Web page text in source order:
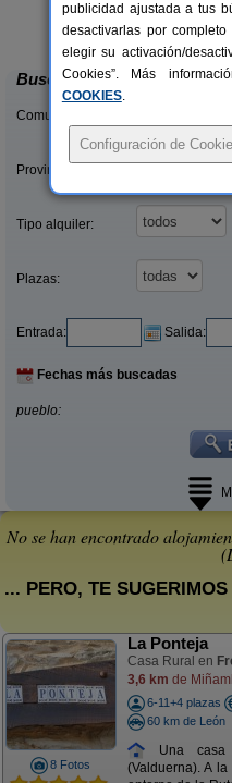
Complejo Rural
La Omañuela
Buscar
Comunidades:
Provincias/Islas:
Tipo alquiler:
Plazas:
Entrada: Salida:
Fechas más buscadas
pueblo:
No se han encontrado
... PERO, TE
8 Fotos
La Ponteja
Casa Rural en
3,6 km de
6-11+4 plazas
60 km de León
Una casa
(Valduerna). A
publicidad ajustada a tus
desactivarlas por
elegir su activación/
Cookies”. Más
COOKIES.